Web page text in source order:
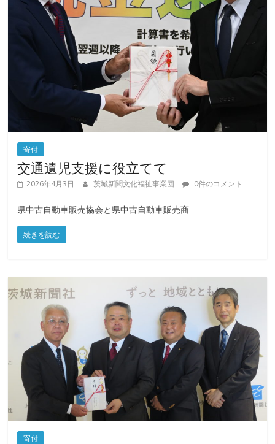
寄付
交通遺児支援に役立てて
2026年4月3日 茨城新聞文化福祉事業団 0件のコメント
県中古自動車販売協会と県中古自動車販売商
続きを読む
寄付